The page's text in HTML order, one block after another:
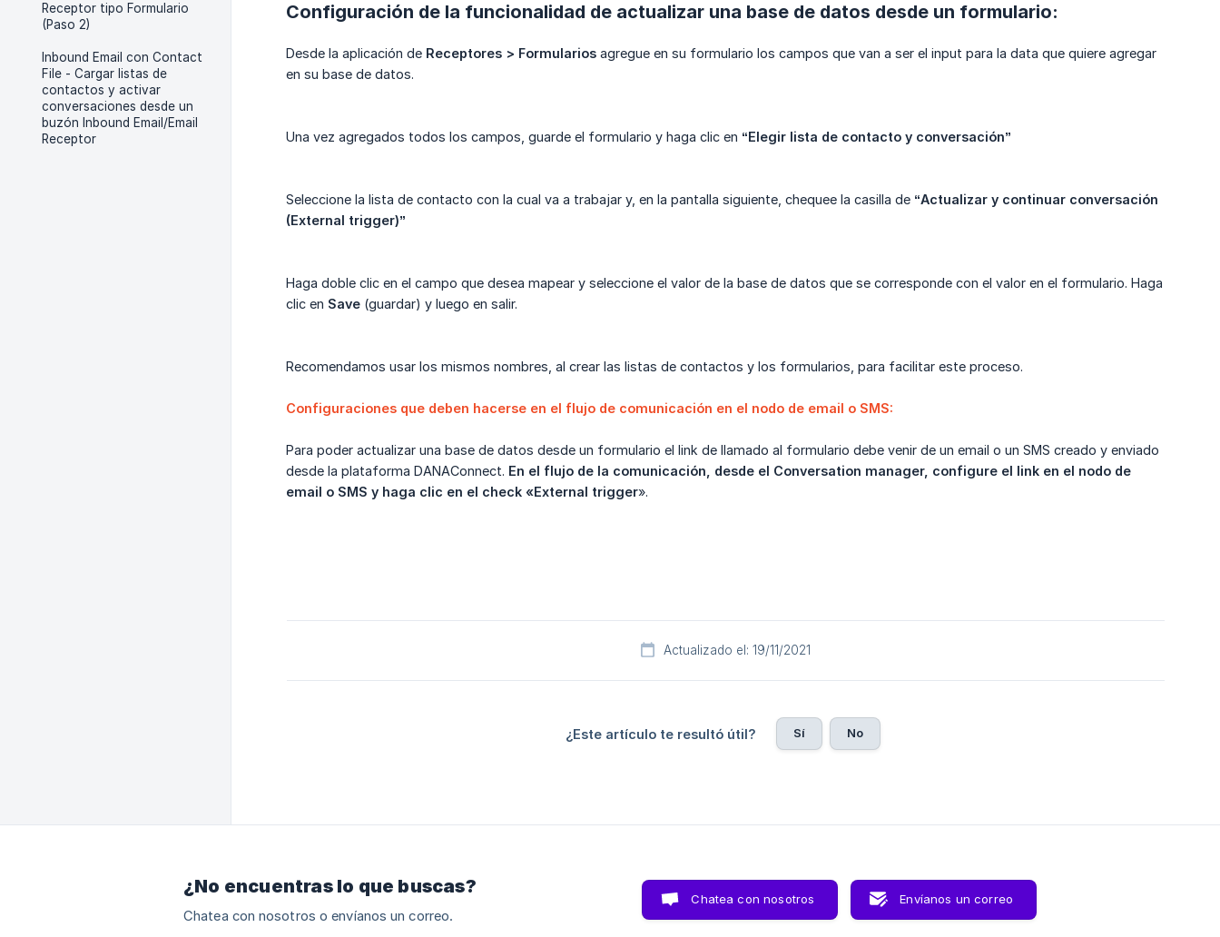
Receptor tipo Formulario
(Paso 2)
Inbound Email con Contact
File - Cargar listas de
contactos y activar
conversaciones desde un
buzón Inbound Email/Email
Receptor
Configuración de la funcionalidad de actualizar una base de datos desde un formulario:
Desde la aplicación de Receptores > Formularios agregue en su formulario los campos que van a ser el input para la data que quiere agregar
en su base de datos.
Una vez agregados todos los campos, guarde el formulario y haga clic en “Elegir lista de contacto y conversación”
Seleccione la lista de contacto con la cual va a trabajar y, en la pantalla siguiente, chequee la casilla de “Actualizar y continuar conversación
(External trigger)”
Haga doble clic en el campo que desea mapear y seleccione el valor de la base de datos que se corresponde con el valor en el formulario. Haga
clic en Save (guardar) y luego en salir.
Recomendamos usar los mismos nombres, al crear las listas de contactos y los formularios, para facilitar este proceso.
Configuraciones que deben hacerse en el flujo de comunicación en el nodo de email o SMS:
Para poder actualizar una base de datos desde un formulario el link de llamado al formulario debe venir de un email o un SMS creado y enviado
desde la plataforma DANAConnect. En el flujo de la comunicación, desde el Conversation manager, configure el link en el nodo de
email o SMS y haga clic en el check «External trigger».
Actualizado el: 19/11/2021
¿Este artículo te resultó útil? Sí No
¿No encuentras lo que buscas?
Chatea con nosotros o envíanos un correo.
Chatea con nosotros Envíanos un correo